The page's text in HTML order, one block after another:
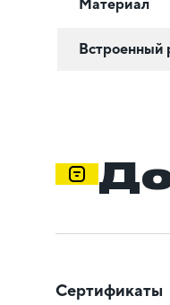
Материал
Встроенный
Сертификаты